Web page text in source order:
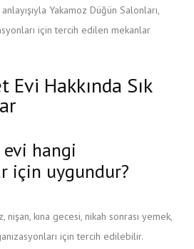
Yakamoz Düğün Salonları,
için tercih edilen mekanlar
Hakkında Sık
hangi
için uygundur?
nişan, kına gecesi, nikah sonrası yemek,
için tercih edilebilir.